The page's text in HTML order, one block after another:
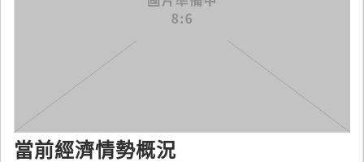
當前經濟情勢概況